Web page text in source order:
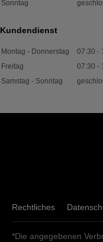
Sonntag
Kundendienst
Montag - Donnerstag 07:30 -
Freitag
07:30 -
Samstag - Sonntag
Rechtliches
*Die angegebenen